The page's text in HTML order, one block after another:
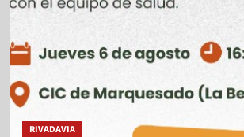
RIVADAVIA